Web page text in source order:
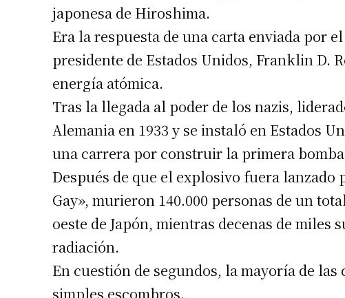
japonesa de Hiroshima.
Era la respuesta de una carta enviada por
presidente de Estados Unidos, Franklin D.
energía atómica.
Tras la llegada al poder de los nazis,
Alemania en 1933 y se instaló en Estados
una carrera por construir la primera
Después de que el explosivo fuera
Gay», murieron 140.000 personas de un
oeste de Japón, mientras decenas de
radiación.
En cuestión de segundos, la mayoría de
simples escombros.